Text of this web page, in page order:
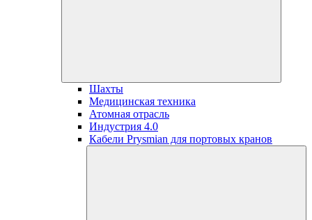
Шахты
Медицинская техника
Атомная отрасль
Индустрия 4.0
Кабели Prysmian для портовых кранов